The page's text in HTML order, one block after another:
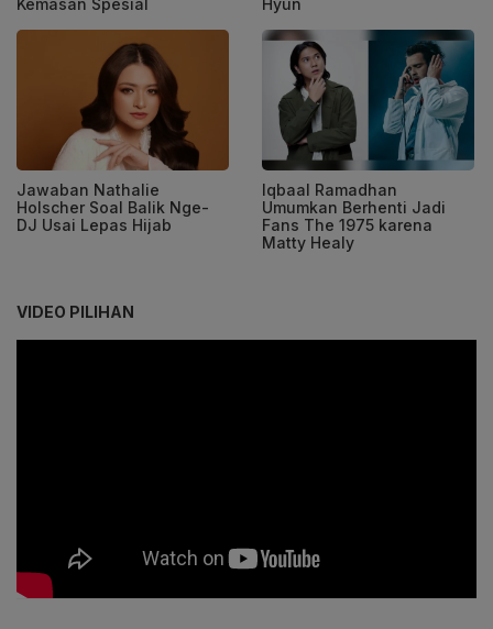
Jawaban Nathalie
Holscher Soal Balik Nge-
DJ Usai Lepas Hijab
Iqbaal Ramadhan
Umumkan Berhenti Jadi
Fans The 1975 karena
Matty Healy
VIDEO PILIHAN